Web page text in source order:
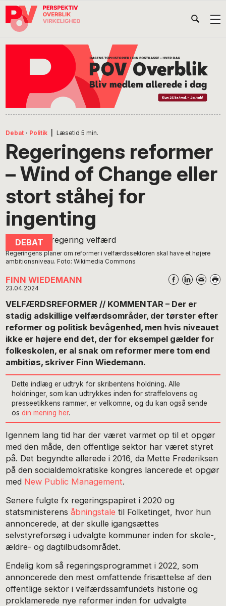
Gå
direkte
Skip
indhold
Gå
direkte
Debat · Politik Læsetid 5 min.
Regeringens reformer
– Wind of Change eller
stort ståhej for
ingenting
Regeringens planer om reformer i velfærdssektoren skal have et højere
ambitionsniveau. Foto: Wikimedia Commons
FINN WIEDEMANN
23.04.2024
VELFÆRDSREFORMER // KOMMENTAR – Der er
stadig adskillige velfærdsområder, der tørster efter
reformer og politisk bevågenhed, men hvis niveauet
ikke er højere end det, der for eksempel gælder for
folkeskolen, er al snak om reformer mere tom end
ambitiøs, skriver Finn Wiedemann.
Dette indlæg er udtryk for skribentens holdning. Alle
holdninger, som kan udtrykkes inden for straffelovens og
presseetikkens rammer, er velkomne, og du kan også sende
osdin mening her.
Igennem lang tid har der været varmet op til et opgør
med den måde, den offentlige sektor har været styret
på. Det begyndte allerede i 2016, da Mette Frederiksen
på den socialdemokratiske kongres lancerede et opgør
med New Public Management.
Senere fulgte fx regeringspapiret i 2020 og
statsministerensåbningstale til Folketinget, hvor hun
annoncerede, at der skulle igangsættes
selvstyreforsøg i udvalgte kommuner inden for skole-,
ældre- og dagtilbudsområdet.
Endelig kom så regeringsprogrammet i 2022, som
annoncerede den mest omfattende frisættelse af den
offentlige sektor i velfærdssamfundets historie og
proklamerede nye reformer inden for udvalgte